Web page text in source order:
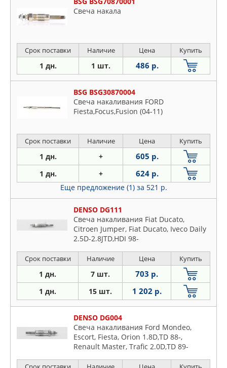
Свеча накала
Срок поставки Наличие Цена Купить
1 дн. 1 шт. 486 р.
BSG BSG30870004
Свеча накаливания FORD
Fiesta,Focus,Fusion (04-11)
Срок поставки Наличие Цена Купить
1 дн. + 605 р.
1 дн. + 624 р.
Еще предложение (1) за 521 р.
DENSO DG111
Свеча накаливания Fiat Ducato,
Citroen Jumper, Fiat Ducato, Iveco Daily
2.5D-2.8JTD,HDI 98-
Срок поставки Наличие Цена Купить
1 дн. 7 шт. 703 р.
1 дн. 15 шт. 1 202 р.
DENSO DG004
Свеча накаливания Ford Mondeo,
Escort, Fiesta, Orion 1.8D,TD 88-,
Renault Master, Trafic 2.0D,TD 89-